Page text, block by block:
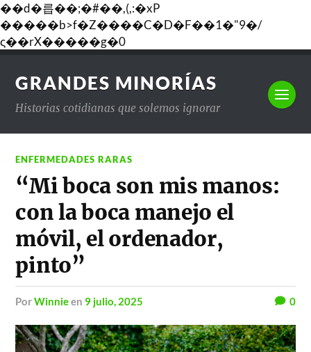
��d�릅��;�#��,(,:�xP
�����b>f�Z����C�D�F��1�"9�/
ς��rX�����g�0
GRANDES MINORÍAS
Historias cotidianas que solemos ignorar
ENFERMEDADES RARAS
“Mi boca son mis manos:
con la boca manejo el
móvil, el ordenador,
pinto”
porWinnieen 9 julio, 2025 0